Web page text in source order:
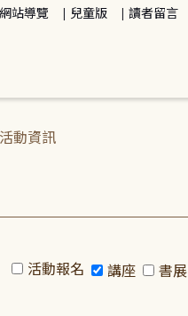
網站導覽 兒童版 讀者留言
動資訊
活動報名 講座 書展